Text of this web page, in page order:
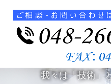
採用情報
仕事内容
我々は「技術」